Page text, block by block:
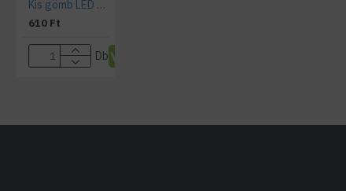
Kis gömb LED E14 5,5W P45 - Természetes fehér
610 Ft
Db